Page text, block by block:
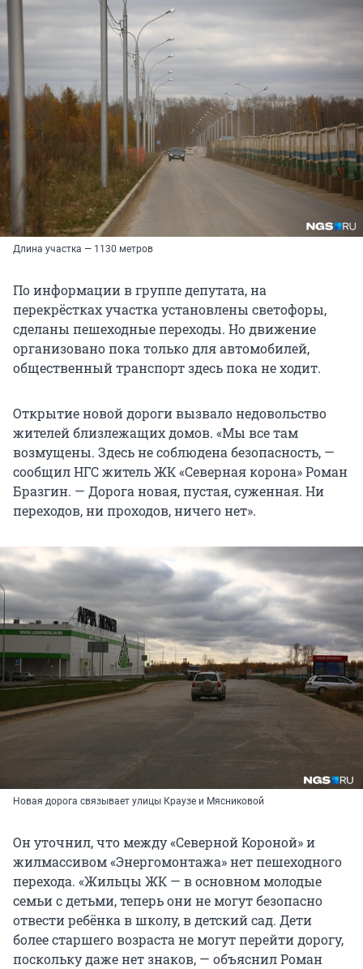
Длина участка — 1130 метров
По информации в группе депутата, на
перекрёстках участка установлены светофоры,
сделаны пешеходные переходы. Но движение
организовано пока только для автомобилей,
общественный транспорт здесь пока не ходит.
Открытие новой дороги вызвало недовольство
жителей близлежащих домов. «Мы все там
возмущены. Здесь не соблюдена безопасность, —
сообщил НГС житель ЖК «Северная корона» Роман
Бразгин. — Дорога новая, пустая, суженная. Ни
переходов, ни проходов, ничего нет».
Новая дорога связывает улицы Краузе и Мясниковой
Он уточнил, что между «Северной Короной» и
жилмассивом «Энергомонтажа» нет пешеходного
перехода. «Жильцы ЖК — в основном молодые
семьи с детьми, теперь они не могут безопасно
отвести ребёнка в школу, в детский сад. Дети
более старшего возраста не могут перейти дорогу,
поскольку даже нет знаков, — объяснил Роман